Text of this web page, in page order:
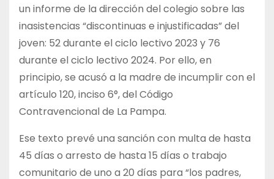
un informe de la dirección del colegio sobre las
inasistencias “discontinuas e injustificadas” del
joven: 52 durante el ciclo lectivo 2023 y 76
durante el ciclo lectivo 2024. Por ello, en
principio, se acusó a la madre de incumplir con el
artículo 120, inciso 6°, del Código
Contravencional de La Pampa.
Ese texto prevé una sanción con multa de hasta
45 días o arresto de hasta 15 días o trabajo
comunitario de uno a 20 días para “los padres,